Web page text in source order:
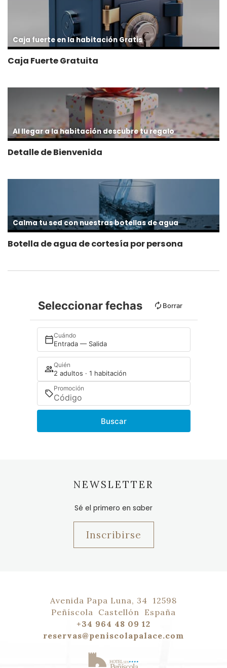
Caja fuerte en la habitación Gratis
Caja Fuerte Gratuita
Al llegar a la habitación descubre tu regalo
Detalle de Bienvenida
Calma tu sed con nuestras botellas de agua
Botella de agua de cortesía por persona
Seleccionar fechas Borrar
Cuándo
Entrada — Salida
Quién
2 adultos · 1 habitación
Promoción
Buscar
NEWSLETTER
Sé el primero en saber
Inscribirse
Avenida Papa Luna, 34 12598
Peñíscola
Castellón
España
+34 964 48 09 12
reservas@peniscolapalace.com